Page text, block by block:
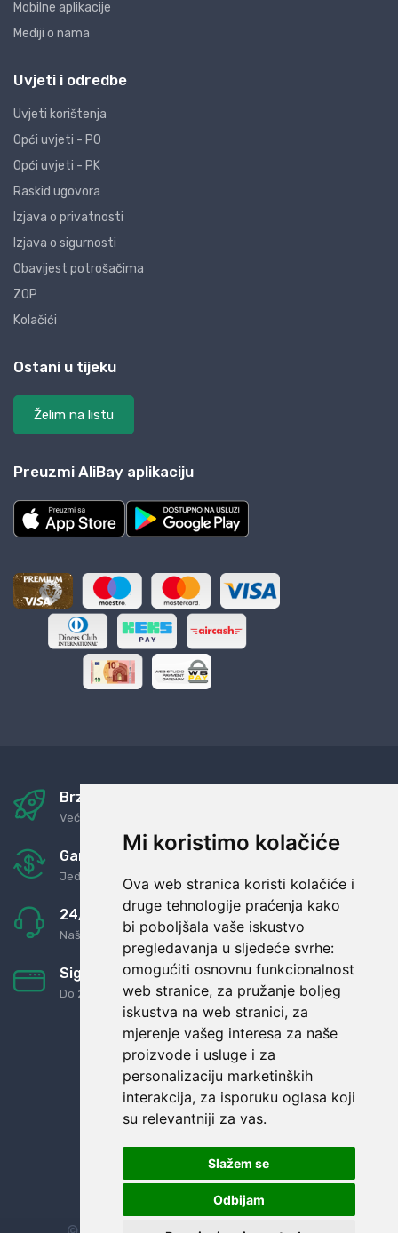
Mi koristimo kolačiće
Ova web stranica koristi kolačiće i
druge tehnologije praćenja kako
bi poboljšala vaše iskustvo
pregledavanja u sljedeće svrhe:
omogućiti osnovnu funkcionalnost
web stranice, za pružanje boljeg
iskustva na web stranici, za
mjerenje vašeg interesa za naše
proizvode i usluge i za
personalizaciju marketinških
interakcija, za isporuku oglasa koji
su relevantniji za vas.
Slažem se
Odbijam
Mobilne aplikacije
Mediji o nama
Uvjeti i odredbe
Uvjeti korištenja
Opći uvjeti - PO
Opći uvjeti - PK
Raskid ugovora
Izjava o privatnosti
Izjava o sigurnosti
Obavijest potrošačima
ZOP
Kolačići
Ostani u tijeku
Želim na listu
Preuzmi AliBay aplikaciju
Brza i sigurna dostava
Već za nekoliko dana kod vas
Garancija u povrat novaca
Jednostavno pravilo: Roba za novac
24/7 odlična podrška
Naši agenti uvijek na raspolaganju
Sigurno obročno plaćanje
Do 24 rata bez kamata